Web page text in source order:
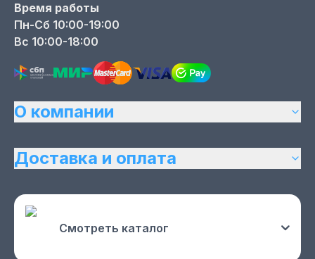
Время работы
Пн-Сб 10:00-19:00
Вс 10:00-18:00
О компании
Доставка и оплата
Смотреть каталог